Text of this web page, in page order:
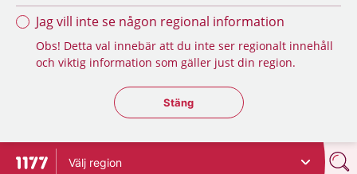
Jag vill inte se någon regional information
Obs! Detta val innebär att du inte ser regionalt innehåll
och viktig information som gäller just din region.
Stäng regionsväljaren
Stäng
Till startsidan för 1177
Välj region